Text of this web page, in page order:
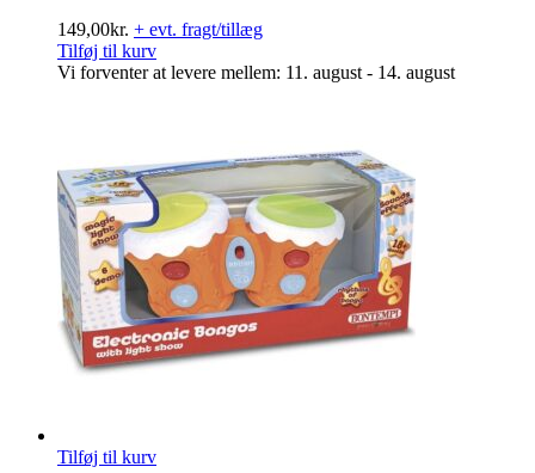
149,00kr. + evt. fragt/tillæg
Tilføj til kurv
Vi forventer at levere mellem: 11. august - 14. august
Tilføj til kurv